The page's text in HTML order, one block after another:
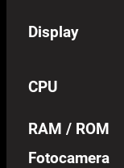
Display
CPU
RAM / ROM
Fotocamera